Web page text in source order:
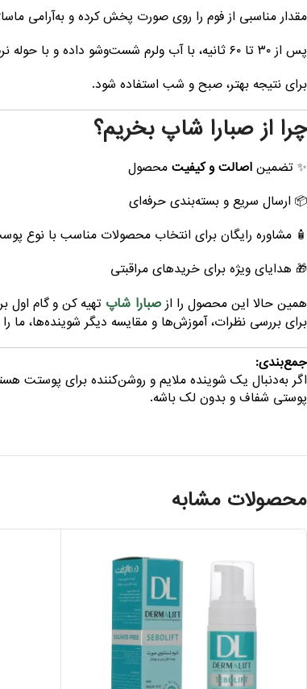
مقدار مناسبی از فوم را روی صورت پخش کرده و به‌آرامی
پس از ۳۰ تا ۶۰ ثانیه، با آب ولرم شست‌وشو داده و با حوله نرم خشک کنید.
برای نتیجه بهتر، صبح و شب استفاده شود.
چرا از صبارا شاپ بخریم؟
✨ تضمین اصالت و کیفیت محصول
📦 ارسال سریع و بسته‌بندی حرفه‌ای
🧴 مشاوره رایگان برای انتخاب محصولات مناسب با نوع
🎁 هدایای ویژه برای خریدهای مراقبتی
همین حالا این محصول را از صبارا شاپ تهیه کن و گام اول
برای بررسی نظرات، آموزش‌ها و مقایسه دیگر شوینده‌ها، ما را
جمع‌بندی:
اگر به‌دنبال یک شوینده ملایم و روشن‌کننده برای پوستت
پوستی شفاف و بدون لک باشه.
محصولات مشابه